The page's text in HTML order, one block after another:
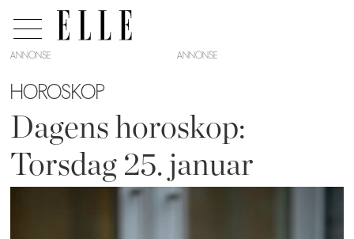
ANNONSE
HOROSKOP
Dagens horoskop:
Torsdag 25. januar